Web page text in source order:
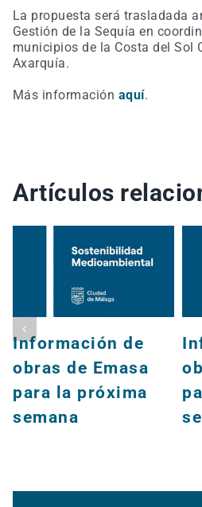
La propuesta será trasladada
Gestión de la Sequía en
municipios de la Costa del Sol
Axarquía.
Más información aquí.
Artículos
Información de
obras de Emasa
para la próxima
semana